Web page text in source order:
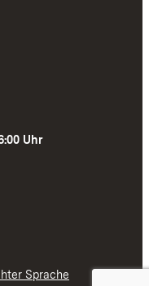
Uhr
Sprache